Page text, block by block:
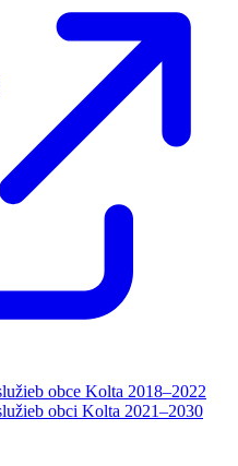
obce Kolta 2018–2022
obci Kolta 2021–2030